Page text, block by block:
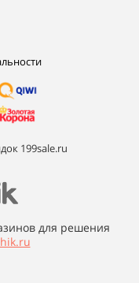
199sale.ru
для решения